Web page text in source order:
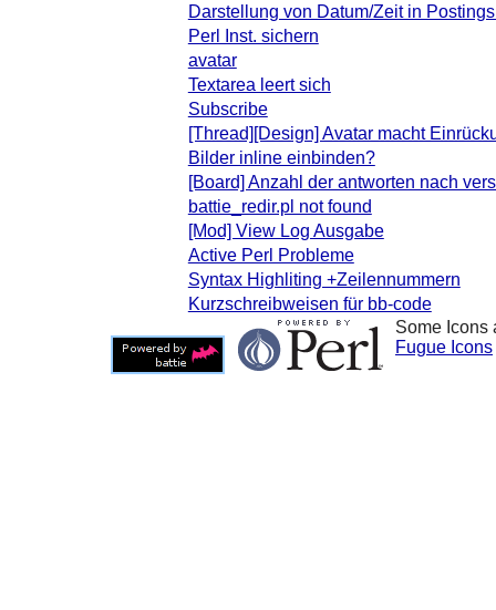
Darstellung von Datum/Zeit in
Perl Inst. sichern
avatar
Textarea leert sich
Subscribe
[Thread][Design] Avatar macht
Bilder inline einbinden?
[Board] Anzahl der antworten nach
battie_redir.pl not found
[Mod] View Log Ausgabe
Active Perl Probleme
Syntax Highliting +Zeilennummern
Kurzschreibweisen für bb-code
Some Icons
Fugue Icons